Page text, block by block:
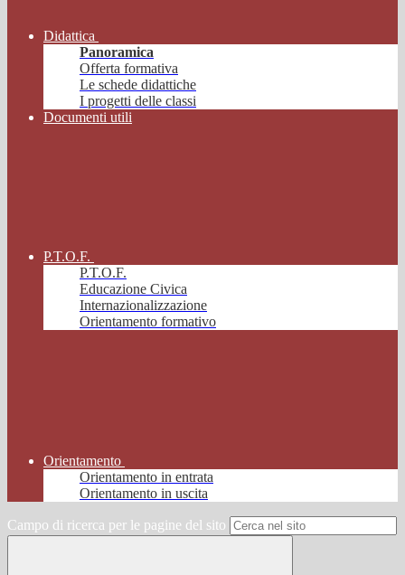
Didattica
Panoramica
Offerta formativa
Le schede didattiche
I progetti delle classi
Documenti utili
P.T.O.F.
P.T.O.F.
Educazione Civica
Internazionalizzazione
Orientamento formativo
Orientamento
Orientamento in entrata
Orientamento in uscita
Campo di ricerca per le pagine del sito